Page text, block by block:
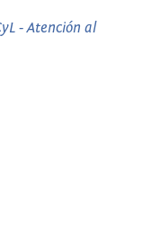
- Atención al